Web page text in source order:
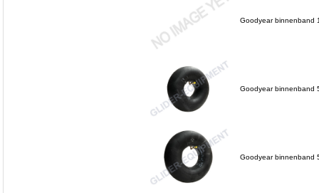
Goodyear binnenband
Goodyear binnenband
Goodyear binnenband